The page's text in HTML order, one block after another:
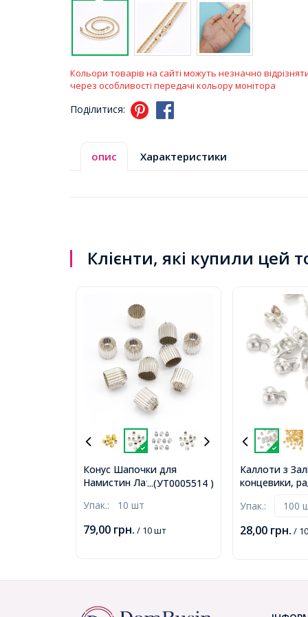
Кольори товарів на сайті можуть незначно
через особливості передачі кольору монітора
Поділитися:
опис Характеристики
Клієнти, які купили цей
...(УТ0005514 )
Конус Шапочки для
Намистин Латунь,
3мм, (УТ0005514)
Упак.: 10 шт
79,00 грн. / 10 шт
Каллоти з
концевики,
1мм, Діаметр
Упак.:
28,00 грн. /